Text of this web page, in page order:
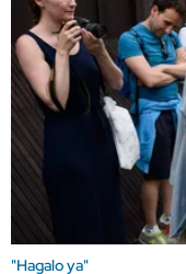
"Hagalo ya"